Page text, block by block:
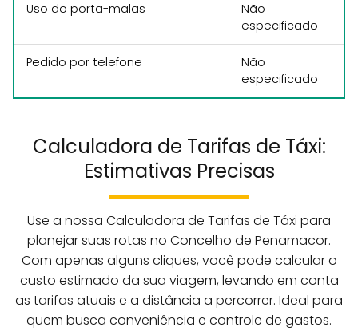
Uso do porta-malas
Não
especificado
Pedido por telefone
Não
especificado
Calculadora de Tarifas de Táxi:
Estimativas Precisas
Use a nossa Calculadora de Tarifas de Táxi para
planejar suas rotas no Concelho de Penamacor.
Com apenas alguns cliques, você pode calcular o
custo estimado da sua viagem, levando em conta
as tarifas atuais e a distância a percorrer. Ideal para
quem busca conveniência e controle de gastos.